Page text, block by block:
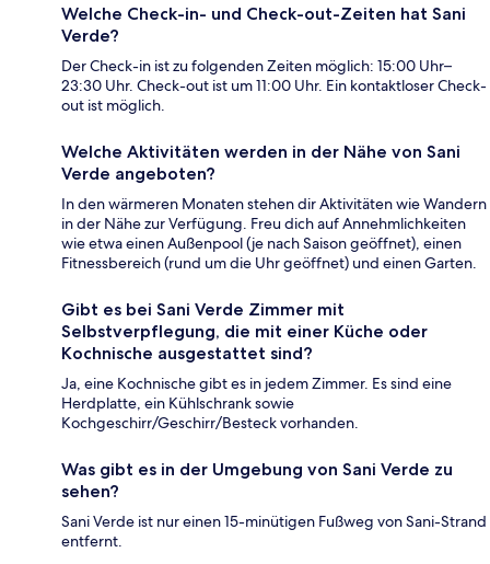
Welche Check-in- und Check-out-Zeiten hat Sani
Verde?
Der Check-in ist zu folgenden Zeiten möglich: 15:00 Uhr–
23:30 Uhr. Check-out ist um 11:00 Uhr. Ein kontaktloser Check-
out ist möglich.
Welche Aktivitäten werden in der Nähe von Sani
Verde angeboten?
In den wärmeren Monaten stehen dir Aktivitäten wie Wandern
in der Nähe zur Verfügung. Freu dich auf Annehmlichkeiten
wie etwa einen Außenpool (je nach Saison geöffnet), einen
Fitnessbereich (rund um die Uhr geöffnet) und einen Garten.
Gibt es bei Sani Verde Zimmer mit
Selbstverpflegung, die mit einer Küche oder
Kochnische ausgestattet sind?
Ja, eine Kochnische gibt es in jedem Zimmer. Es sind eine
Herdplatte, ein Kühlschrank sowie
Kochgeschirr/Geschirr/Besteck vorhanden.
Was gibt es in der Umgebung von Sani Verde zu
sehen?
Sani Verde ist nur einen 15-minütigen Fußweg von Sani-Strand
entfernt.